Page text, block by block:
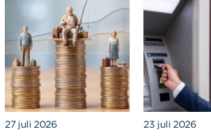
27 juli 2026 23 juli 2026